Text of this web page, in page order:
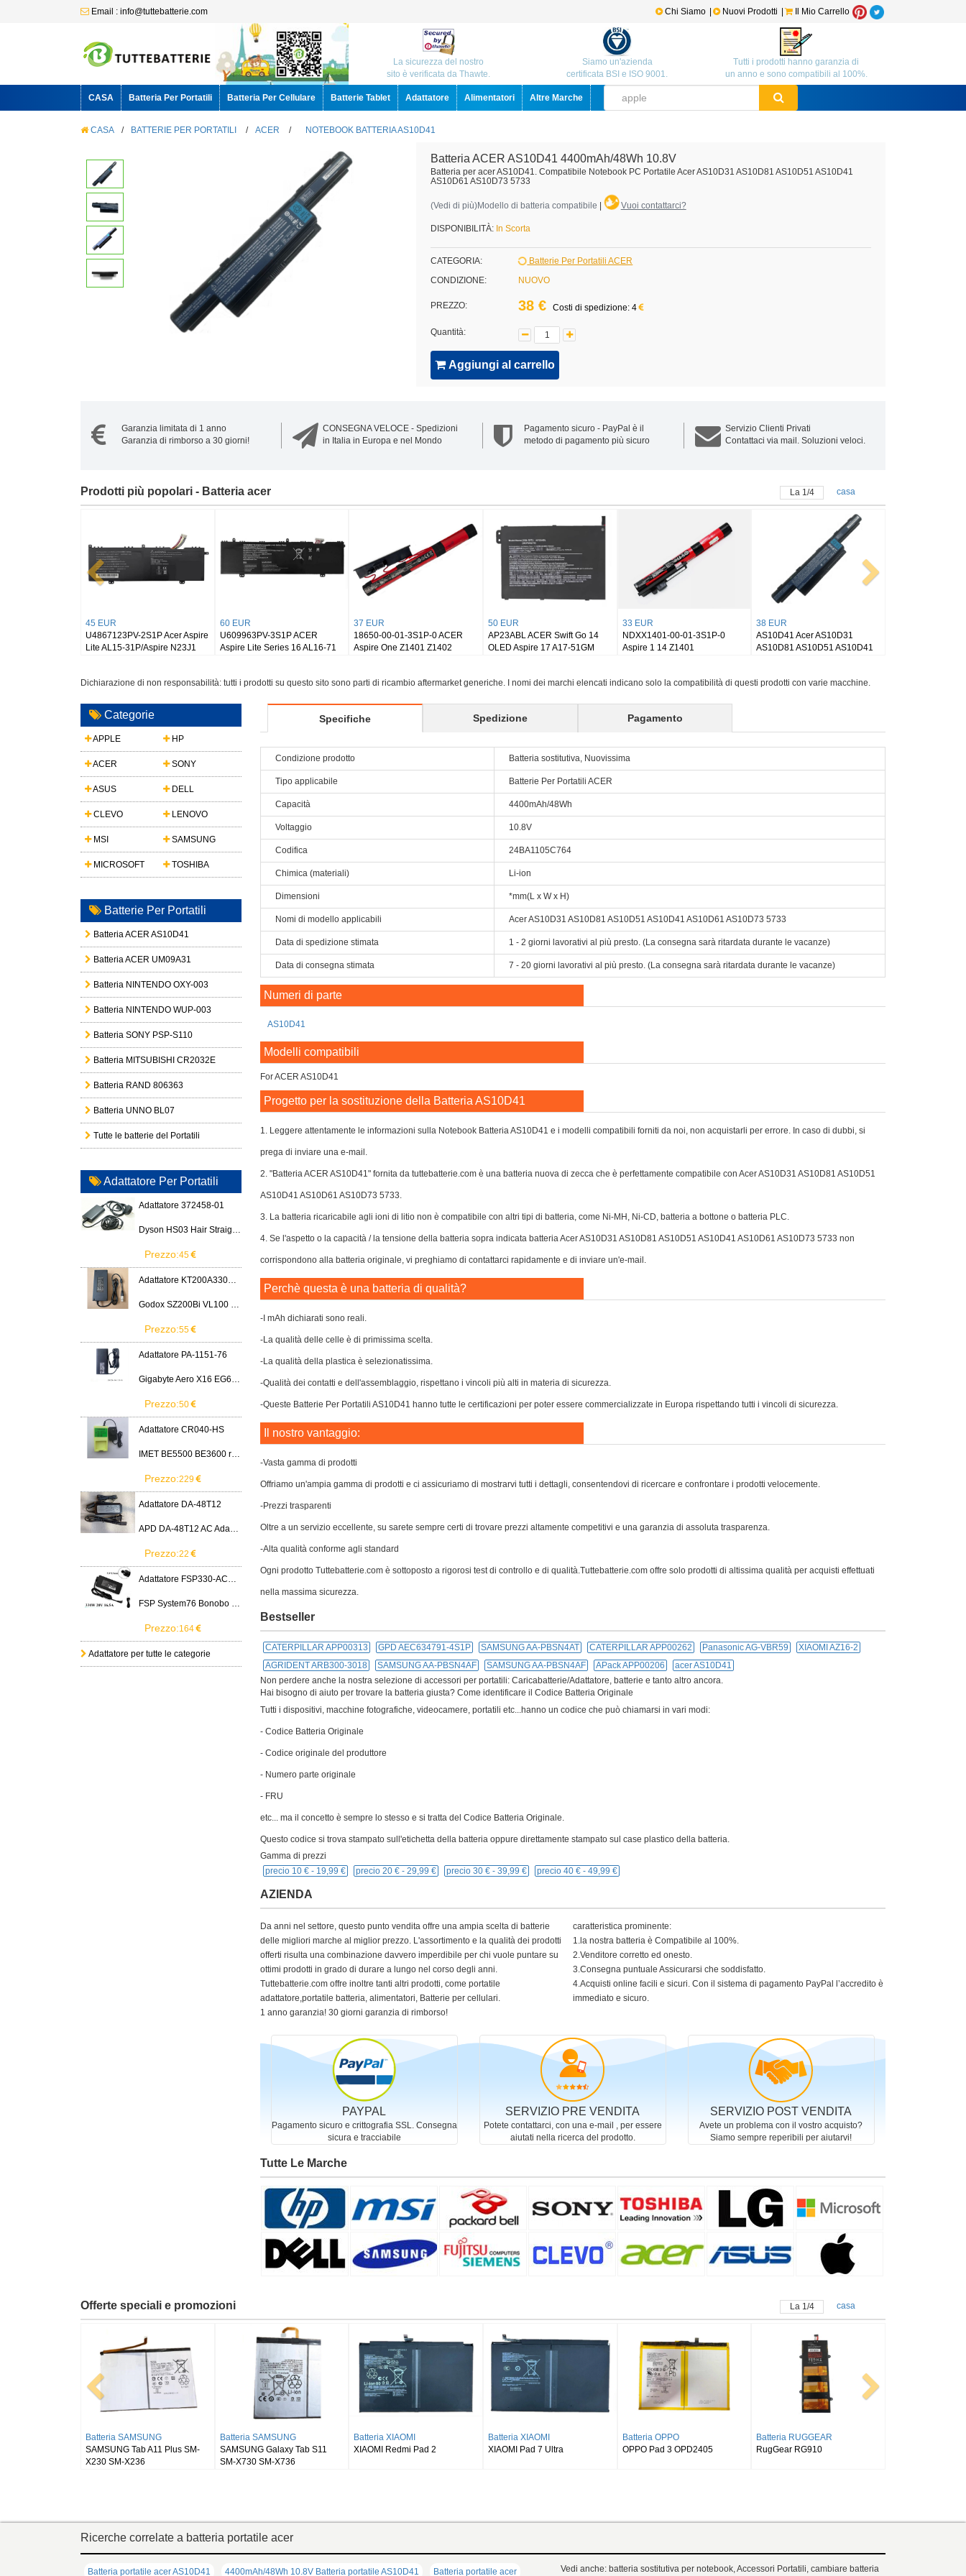
Email : info@tuttebatterie.com Il Mio Carrello
Nuovi Prodotti
Chi Siamo
La sicurezza del nostro
sito è verificata da Thawte.
Siamo un'azienda
certificata BSI e ISO 9001.
Tutti i prodotti hanno garanzia di
un anno e sono compatibili al 100%.
CASA Batteria Per Portatili Batteria Per Cellulare Batterie Tablet Adattatore Alimentatori Altre Marche
CASA / BATTERIE PER PORTATILI / ACER / NOTEBOOK BATTERIA AS10D41
Batteria ACER AS10D41 4400mAh/48Wh 10.8V
Batteria per acer AS10D41. Compatibile Notebook PC Portatile Acer AS10D31 AS10D81 AS10D51 AS10D41
AS10D61 AS10D73 5733
(Vedi di più)Modello di batteria compatibile Vuoi contattarci?
DISPONIBILITÀ: In Scorta
CATEGORIA:
Batterie Per Portatili ACER
CONDIZIONE:
NUOVO
PREZZO: 38 € Costi di spedizione: 4
Quantità:
Aggiungi al carrello
Garanzia limitata di 1 anno
Garanzia di rimborso a 30 giorni!
CONSEGNA VELOCE - Spedizioni
in Italia in Europa e nel Mondo
Pagamento sicuro - PayPal è il
metodo di pagamento più sicuro
Servizio Clienti Privati
Contattaci via mail. Soluzioni veloci.
Prodotti più popolari - Batteria acer La 1/4 casa
38 EUR
AS10D41 Acer AS10D31
AS10D81 AS10D51 AS10D41
38 EUR
UM09A31 Acer Aspire One
531h ZA3 ZG8 AO751h
42 EUR
AS07A31 Acer Aspire 2930G
4740G 5738G 4930 5735 5740
38 EUR
AL12B3 Acer Aspire One 725
756 V5-171 B113 B113M
38 EUR
AS09C31 Acer Extensa 5235
5635ZG GATEWAY NV4400
36 EUR
AP12D8K Acer Iconia W510
W510P Series
Dichiarazione di non responsabilità: tutti i prodotti su questo sito sono parti di ricambio aftermarket generiche. I nomi dei marchi elencati indicano solo la compatibilità di questi prodotti con varie macchine.
Specifiche Spedizione Pagamento
Condizione prodotto Batteria sostitutiva, Nuovissima
Tipo applicabile Batterie Per Portatili ACER
Capacità 4400mAh/48Wh
Voltaggio 10.8V
Codifica 24BA1105C764
Chimica (materiali) Li-ion
Dimensioni *mm(L x W x H)
Nomi di modello applicabili Acer AS10D31 AS10D81 AS10D51 AS10D41 AS10D61 AS10D73 5733
Data di spedizione stimata 1 - 2 giorni lavorativi al più presto. (La consegna sarà ritardata durante le vacanze)
Data di consegna stimata 7 - 20 giorni lavorativi al più presto. (La consegna sarà ritardata durante le vacanze)
Numeri di parte
AS10D41
Modelli compatibili
For ACER AS10D41
Progetto per la sostituzione della Batteria AS10D41
1. Leggere attentamente le informazioni sulla Notebook Batteria AS10D41 e i modelli compatibili forniti da noi, non acquistarli per errore. In caso di dubbi, si
prega di inviare una e-mail.
2. "Batteria ACER AS10D41" fornita da tuttebatterie.com è una batteria nuova di zecca che è perfettamente compatibile con Acer AS10D31 AS10D81 AS10D51
AS10D41 AS10D61 AS10D73 5733.
3. La batteria ricaricabile agli ioni di litio non è compatibile con altri tipi di batteria, come Ni-MH, Ni-CD, batteria a bottone o batteria PLC.
4. Se l'aspetto o la capacità / la tensione della batteria sopra indicata batteria Acer AS10D31 AS10D81 AS10D51 AS10D41 AS10D61 AS10D73 5733 non
corrispondono alla batteria originale, vi preghiamo di contattarci rapidamente e di inviare un'e-mail.
Perchè questa è una batteria di qualità?
-I mAh dichiarati sono reali.
-La qualità delle celle è di primissima scelta.
-La qualità della plastica è selezionatissima.
-Qualità dei contatti e dell'assemblaggio, rispettano i vincoli più alti in materia di sicurezza.
-Queste Batterie Per Portatili AS10D41 hanno tutte le certificazioni per poter essere commercializzate in Europa rispettando tutti i vincoli di sicurezza.
Il nostro vantaggio:
-Vasta gamma di prodotti
Offriamo un'ampia gamma di prodotti e ci assicuriamo di mostrarvi tutti i dettagli, consentendovi di ricercare e confrontare i prodotti velocemente.
-Prezzi trasparenti
Oltre a un servizio eccellente, su sarete sempre certi di trovare prezzi altamente competitivi e una garanzia di assoluta trasparenza.
-Alta qualità conforme agli standard
Ogni prodotto Tuttebatterie.com è sottoposto a rigorosi test di controllo e di qualità.Tuttebatterie.com offre solo prodotti di altissima qualità per acquisti effettuati
nella massima sicurezza.
Bestseller
CATERPILLAR APP00313 GPD AEC634791-4S1P SAMSUNG AA-PBSN4AT CATERPILLAR APP00262 Panasonic AG-VBR59
XIAOMI AZ16-2
AGRIDENT ARB300-3018
SAMSUNG AA-PBSN4AF SAMSUNG AA-PBSN4AF APack APP00206
acer AS10D41
Non perdere anche la nostra selezione di accessori per portatili: Caricabatterie/Adattatore, batterie e tanto altro ancora.
Hai bisogno di aiuto per trovare la batteria giusta? Come identificare il Codice Batteria Originale
Tutti i dispositivi, macchine fotografiche, videocamere, portatili etc...hanno un codice che può chiamarsi in vari modi:
- Codice Batteria Originale
- Codice originale del produttore
- Numero parte originale
- FRU
etc... ma il concetto è sempre lo stesso e si tratta del Codice Batteria Originale.
Questo codice si trova stampato sull'etichetta della batteria oppure direttamente stampato sul case plastico della batteria.
Gamma di prezzi
precio 10 € - 19,99 € precio 20 € - 29,99 € precio 30 € - 39,99 € precio 40 € - 49,99 €
AZIENDA
Da anni nel settore, questo punto vendita offre una ampia scelta di batterie
delle migliori marche al miglior prezzo. L'assortimento e la qualità dei prodotti
offerti risulta una combinazione davvero imperdibile per chi vuole puntare su
ottimi prodotti in grado di durare a lungo nel corso degli anni.
Tuttebatterie.com offre inoltre tanti altri prodotti, come portatile
adattatore,portatile batteria, alimentatori, Batterie per cellulari.
1 anno garanzia! 30 giorni garanzia di rimborso!
caratteristica prominente:
1.la nostra batteria è Compatibile al 100%.
2.Venditore corretto ed onesto.
3.Consegna puntuale Assicurarsi che soddisfatto.
4.Acquisti online facili e sicuri. Con il sistema di pagamento PayPal l’accredito è
immediato e sicuro.
PAYPAL
Pagamento sicuro e crittografia SSL. Consegna
sicura e tracciabile
SERVIZIO PRE VENDITA
Potete contattarci, con una e-mail , per essere
aiutati nella ricerca del prodotto.
SERVIZIO POST VENDITA
Avete un problema con il vostro acquisto?
Siamo sempre reperibili per aiutarvi!
Tutte Le Marche
Categorie
APPLE HP
ACER SONY
ASUS DELL
CLEVO LENOVO
MSI SAMSUNG
MICROSOFT TOSHIBA
Batterie Per Portatili
Batteria ACER AS10D41
Batteria ACER UM09A31
Batteria NINTENDO OXY-003
Batteria NINTENDO WUP-003
Batteria SONY PSP-S110
Batteria MITSUBISHI CR2032E
Batteria RAND 806363
Batteria UNNO BL07
Tutte le batterie del Portatili
Adattatore Per Portatili
Adattatore 372458-01
Dyson HS03 Hair Straightener
Prezzo:45
Adattatore KT200A3300666B3
Godox SZ200Bi VL100 VL200 VL300 LED Light
Prezzo:55
Adattatore PA-1151-76
Gigabyte Aero X16 EG61H RTX 5070 2WHA3USC64AH LITEON PA-1151-76 150W adapter
Prezzo:50
Adattatore CR040-HS
IMET BE5500 BE3600 remote control battery
Prezzo:229
Adattatore DA-48T12
APD DA-48T12 AC Adapter 12V 4A Power Supply Cord
Prezzo:22
Adattatore FSP330-ACAU3
FSP System76 Bonobo WS (bonw16)/Ultra 9/RTX5090
Prezzo:164
Adattatore per tutte le categorie
Offerte speciali e promozioni La 1/4 casa
Batteria RUGGEAR
RugGear RG910
Batteria BLACKVIEW
Blackview DK111
Batteria SAMSUNG
SAMSUNG Galaxy Tab S8 Ultra
Batteria SAMSUNG
SAMSUNG Galaxy Tab S9 Plus
Batteria SAMSUNG
SAMSUNG Galaxy Tab S9FE
Batteria SAMSUNG
SAMSUNG Tab Active Pro SM-
Ricerche correlate a batteria portatile acer
Batteria portatile acer AS10D41 4400mAh/48Wh 10.8V Batteria portatile AS10D41 Batteria portatile acer Vedi anche: batteria sostitutiva per notebook, Accessori Portatili, cambiare batteria